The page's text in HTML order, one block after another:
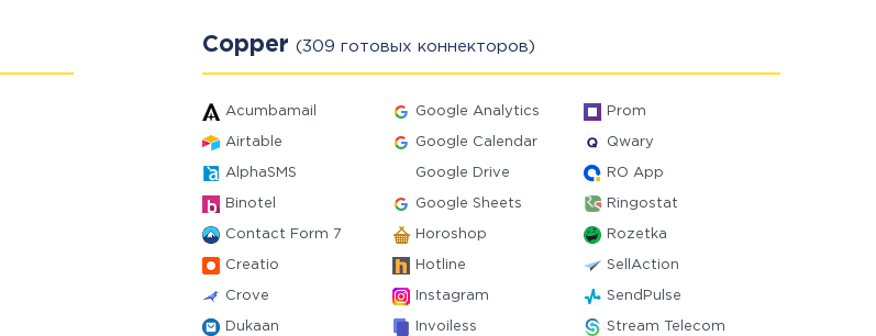
Copper (309 готовых коннекторов)
Acumbamail Google Analytics Prom
Airtable Google Calendar Qwary
AlphaSMS Google Drive RO App
Binotel Google Sheets Ringostat
Contact Form 7 Horoshop Rozetka
Creatio Hotline SellAction
Crove Instagram SendPulse
Dukaan Invoiless Stream Telecom